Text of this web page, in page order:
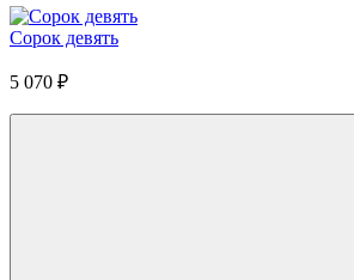
Сорок девять
5 070 ₽